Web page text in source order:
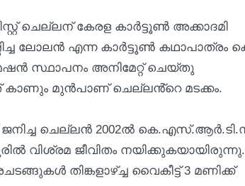
ചെല്ലന് കേരള കാര്‍ട്ടൂണ്‍ അക്കാദമി
ലോലൻ എന്ന കാർട്ടൂൺ കഥാപാത്രം
സ്ഥാപനം അനിമേറ്റ് ചെയ്തു
കാണും മുൻപാണ് ചെല്ലൻ്റെ മടക്കം.
ചെല്ലന്‍ 2002ല്‍
വിശ്രമ ജീവിതം നയിക്കുകയായിരുന്നു.
തിങ്കളാഴ്ച്ച വൈകീട്ട് 3 മണിക്ക്